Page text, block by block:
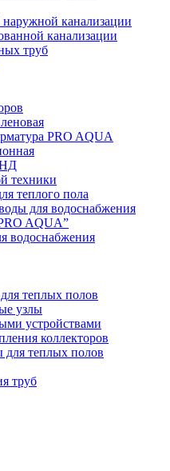
канализации
канализации
труб
PRO AQUA
техники
теплого пола
для водоснабжения
AQUA”
водоснабжения
теплых полов
узлы
устройствами
коллекторов
теплых полов
труб